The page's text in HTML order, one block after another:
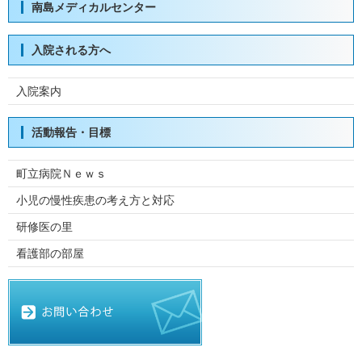
南島メディカルセンター
入院される方へ
入院案内
活動報告・目標
町立病院Ｎｅｗｓ
小児の慢性疾患の考え方と対応
研修医の里
看護部の部屋